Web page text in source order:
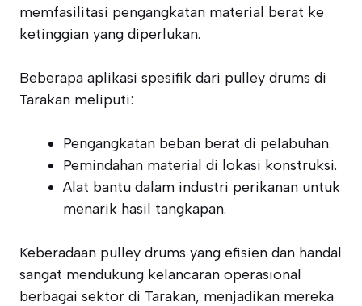
memfasilitasi pengangkatan material berat ke
ketinggian yang diperlukan.
Beberapa aplikasi spesifik dari pulley drums di
Tarakan meliputi:
Pengangkatan beban berat di pelabuhan.
Pemindahan material di lokasi konstruksi.
Alat bantu dalam industri perikanan untuk
menarik hasil tangkapan.
Keberadaan pulley drums yang efisien dan handal
sangat mendukung kelancaran operasional
berbagai sektor di Tarakan, menjadikan mereka